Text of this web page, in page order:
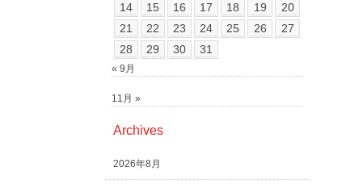
14
15 16 17 18 19
20
21
22 23 24 25 26
27
28
29 30 31
« 9月
11月 »
Archives
2026年8月